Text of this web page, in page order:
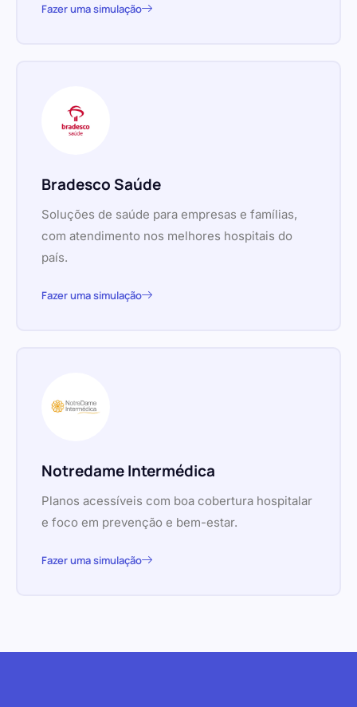
Fazer uma simulação
Bradesco Saúde
Soluções de saúde para empresas e famílias,
com atendimento nos melhores hospitais do
país.
Fazer uma simulação
Notredame Intermédica
Planos acessíveis com boa cobertura hospitalar
e foco em prevenção e bem-estar.
Fazer uma simulação